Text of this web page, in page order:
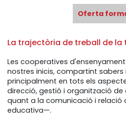
Oferta
La trajectòria de treball de la
Les cooperatives
nostres inicis, compartint
principalment en tots els
direcció, gestió i organització
quant a la comunicació i relació
educativa—.